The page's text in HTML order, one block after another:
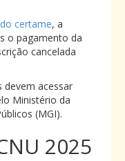
certame, a
o pagamento da
cancelada
devem acessar
Ministério da
(MGI).
2025